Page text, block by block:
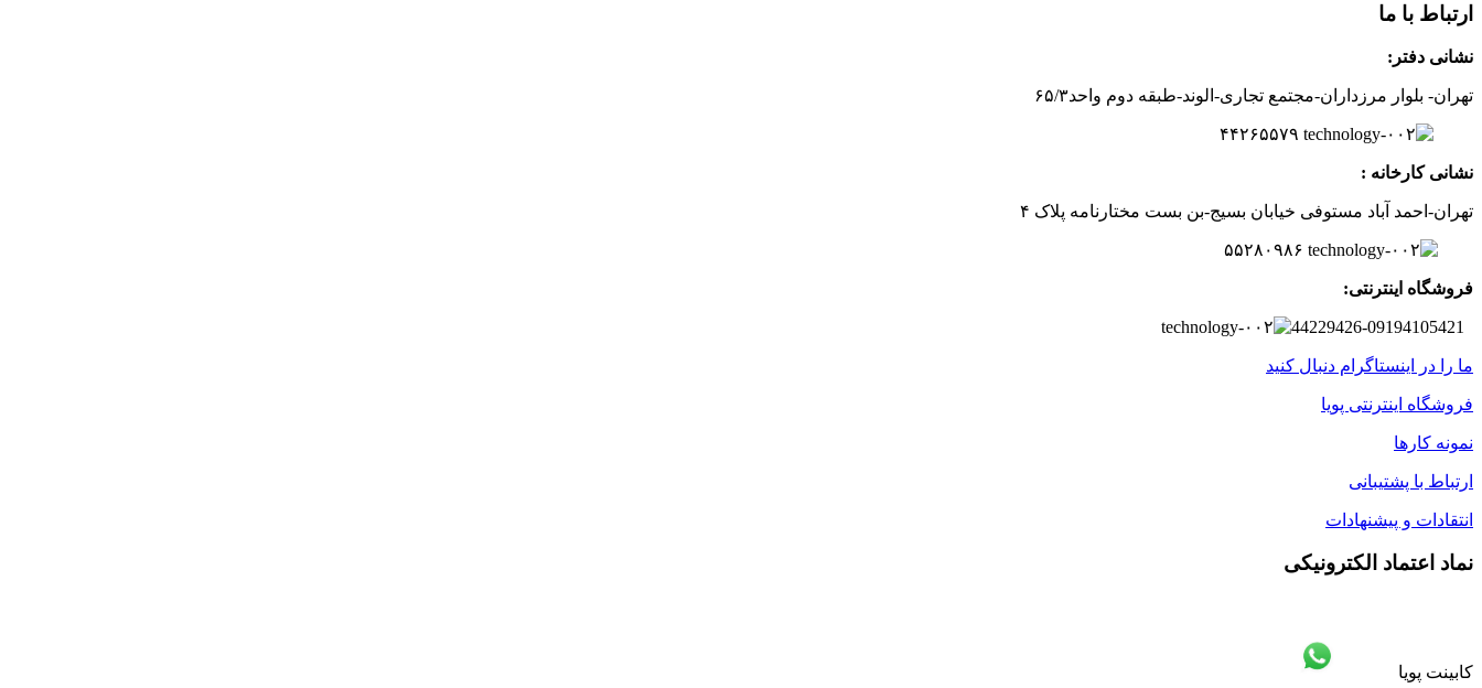
ارتباط با ما
نشانی دفتر:
تهران- بلوار مرزداران-مجتمع تجاری-الوند-طبقه دوم واحد۶ ۵/۳
۲۶۵۵۷۹
نشانی کارخانه :
تهران- احمد آباد مستوفی خیابان بسیج-بن بست مختارنامه پلاک ۴
فروشگاه اینترنتی:
44229426-09194105421
ما را در اینستاگرام دنبال کنید
فروشگاه اینترنتی پویا
نمونه کارها
ارتباط با پشتیبانی
انتقادات و پیشنهادات
نماد اعتماد الکترونیکی
کابینت پویا